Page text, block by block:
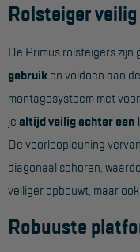
Steiger overkapping
Hangbruginstallaties
Industrieel
Hoogwerkers
Rolsteiger
De Primus rolsteigers zijn
gebruik en voldoen aan
montagesysteem met
je altijd veilig achter een
De voorloopleuning
diagonaal schoren,
veiliger opbouwt, maar
Robuuste